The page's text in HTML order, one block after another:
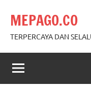
content
MEPAGO.CO
TERPERCAYA DAN